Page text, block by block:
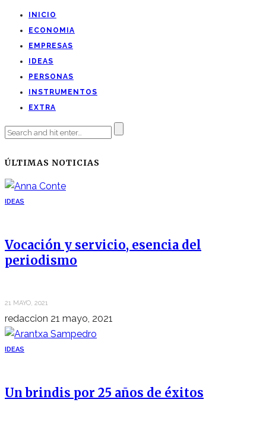
INICIO
ECONOMIA
EMPRESAS
IDEAS
PERSONAS
INSTRUMENTOS
EXTRA
ÚLTIMAS NOTICIAS
IDEAS
Vocación y servicio, esencia del
periodismo
21 MAYO, 2021
redaccion 21 mayo, 2021
IDEAS
Un brindis por 25 años de éxitos